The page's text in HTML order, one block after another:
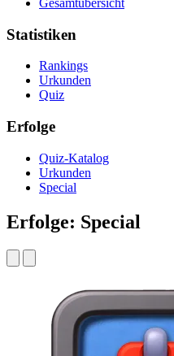
Statistiken
Rankings
Urkunden
Quiz
Erfolge
Quiz-Katalog
Urkunden
Special
Erfolge: Special